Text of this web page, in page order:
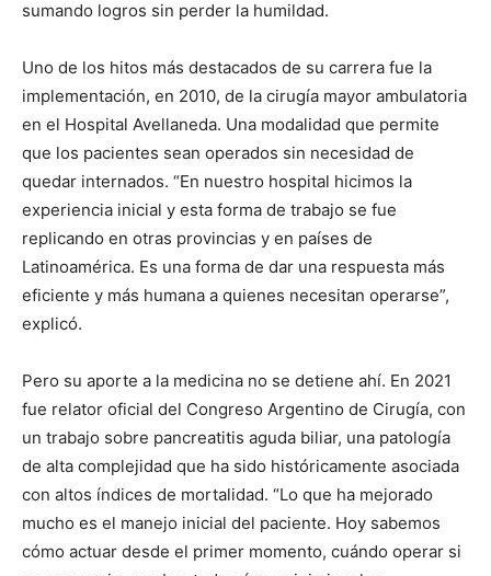
sumando logros sin perder la humildad.
Uno de los hitos más destacados de su carrera fue la
implementación, en 2010, de la cirugía mayor ambulatoria
en el Hospital Avellaneda. Una modalidad que permite
que los pacientes sean operados sin necesidad de
quedar internados. “En nuestro hospital hicimos la
experiencia inicial y esta forma de trabajo se fue
replicando en otras provincias y en países de
Latinoamérica. Es una forma de dar una respuesta más
eficiente y más humana a quienes necesitan operarse”,
explicó.
Pero su aporte a la medicina no se detiene ahí. En 2021
fue relator oficial del Congreso Argentino de Cirugía, con
un trabajo sobre pancreatitis aguda biliar, una patología
de alta complejidad que ha sido históricamente asociada
con altos índices de mortalidad. “Lo que ha mejorado
mucho es el manejo inicial del paciente. Hoy sabemos
cómo actuar desde el primer momento, cuándo operar si